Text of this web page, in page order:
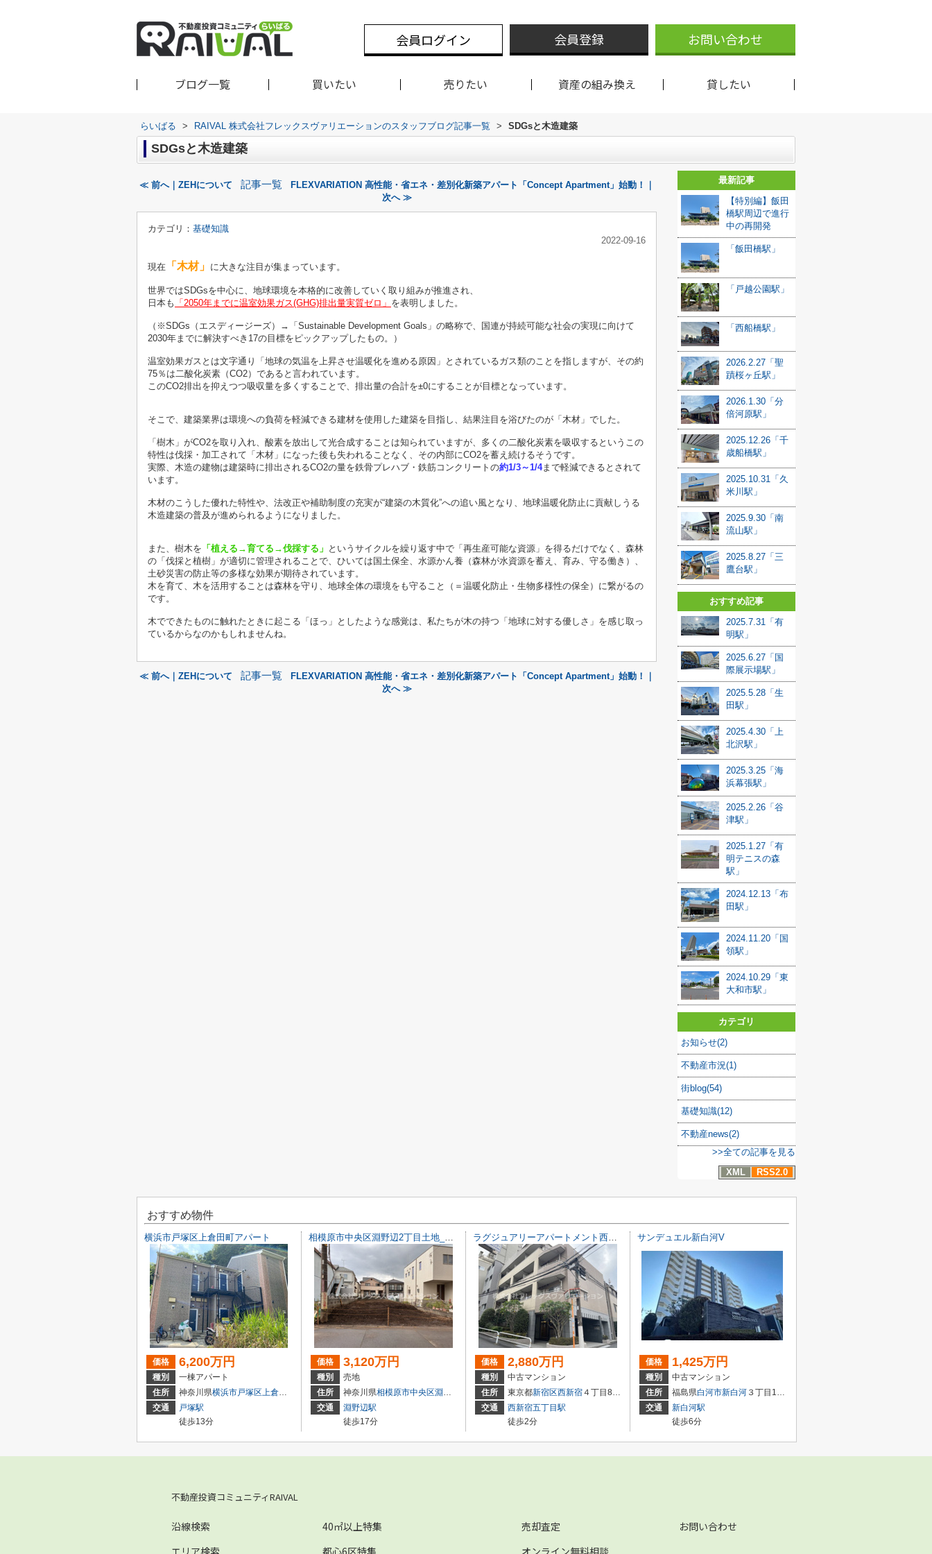
会員ログイン 会員登録 お問い合わせ
ブログ一覧 買いたい 売りたい 資産の組み換え 貸したい
らいばる > RAIVAL 株式会社フレックスヴァリエーションのスタッフブログ記事一覧 > SDGsと木造建築
SDGsと木造建築
≪ 前へ｜ZEHについて 記事一覧
FLEXVARIATION 高性能・省エネ・差別化新築アパート「Concept Apartment」始動！｜
次へ ≫
カテゴリ： 基礎知識
2022-09-16
現在 「木材」 に大きな注目が集まっています。
世界ではSDGsを中心に、地球環境を本格的に改善していく取り組みが推進され、
日本も 「2050年までに温室効果ガス(GHG)排出量実質ゼロ」 を表明しました。
（※SDGs（エスディージーズ）→「Sustainable Development Goals」の略称で、
国連が持続可能な社会の実現に向けて
2030年までに解決すべき17の目標をピックアップしたもの。）
温室効果ガスとは文字通り「地球の気温を上昇させ温暖化を進める原因」とされているガス類のことを指しますが、 その約
75％は二酸化炭素（CO2）であると言われています。
このCO2排出を抑えつつ吸収量を多くすることで、排出量の合計を±0にすることが目標となっています。
そこで、建築業界は環境への負荷を軽減できる建材を使用した建築を目指し、結果注目を浴びたのが「木材」でした。
「樹木」がCO2を取り入れ、酸素を放出して光合成することは知られていますが、 多くの二酸化炭素を吸収するというこの
特性は伐採・加工されて「木材」になった後も失われることなく、その内部にCO2を蓄え続けるそうです。
実際、木造の建物は建築時に排出されるCO2の量を鉄骨プレハブ・鉄筋コンクリートの約1/3～1/4まで軽減できるとされて
います。
木材のこうした優れた特性や、法改正や補助制度の充実が“建築の木質化”への追い風となり、 地球温暖化防止に貢献しうる
木造建築の普及が進められるようになりました。
また、樹木を 「植える→育てる→伐採する」 というサイクルを繰り返す中で「再生産可能な資源」を得るだけでなく、 森林
の「伐採と植樹」が適切に管理されることで、ひいては国土保全、水源かん養（森林が水資源を蓄え、育み、守る働き）、
土砂災害の防止等の多様な効果が期待されています。
木を育て、木を活用することは森林を守り、地球全体の環境をも守ること（＝温暖化防止・生物多様性の保全）に繋がるの
です。
木でできたものに触れたときに起こる「ほっ」としたような感覚は、私たちが木の持つ「地球に対する優しさ」を感じ取っ
ているからなのかもしれませんね。
≪ 前へ｜ZEHについて 記事一覧
FLEXVARIATION 高性能・省エネ・差別化新築アパート「Concept Apartment」始動！｜
次へ ≫
最新記事
【特別編】飯田
橋駅周辺で進行
中の再開発
「飯田橋駅」
「戸越公園駅」
「西船橋駅」
2026.2.27「聖
蹟桜ヶ丘駅」
2026.1.30「分
倍河原駅」
2025.12.26「千
歳船橋駅」
2025.10.31「久
米川駅」
2025.9.30「南
流山駅」
2025.8.27「三
鷹台駅」
おすすめ記事
2025.7.31「有
明駅」
2025.6.27「国
際展示場駅」
2025.5.28「生
田駅」
2025.4.30「上
北沢駅」
2025.3.25「海
浜幕張駅」
2025.2.26「谷
津駅」
2025.1.27「有
明テニスの森
駅」
2024.12.13「布
田駅」
2024.11.20「国
領駅」
2024.10.29「東
大和市駅」
カテゴリ
お知らせ(2)
不動産市況(1)
街blog(54)
基礎知識(12)
不動産news(2)
>>全ての記事を見る
XML
RSS2.0
おすすめ物件
横浜市戸塚区上倉田町アパート
価格 6,200万円
種別
一棟アパート
住所
神奈川県横浜市戸塚区上倉田町
交通
戸塚駅
徒歩13分
相模原市中央区淵野辺2丁目土地_A区画
価格 3,120万円
種別
売地
住所
神奈川県相模原市中央区淵野辺
２丁目
交通
淵野辺駅
徒歩17分
ラグジュアリーアパートメント西新宿
価格 2,880万円
種別
中古マンション
住所
東京都新宿区西新宿４丁目8-41
交通
西新宿五丁目駅
徒歩2分
サンデュエル新白河V
価格 1,425万円
種別
中古マンション
住所
福島県白河市新白河 ３丁目135-1
交通
新白河駅
徒歩6分
不動産投資コミュニティRAIVAL
沿線検索
エリア検索
40㎡以上特集
都心6区特集
売却査定
オンライン無料相談
お問い合わせ